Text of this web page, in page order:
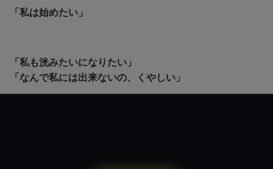
「私は始めたい」
「私も洸みたいになりたい」
「なんで私には出来ないの、くやしい」